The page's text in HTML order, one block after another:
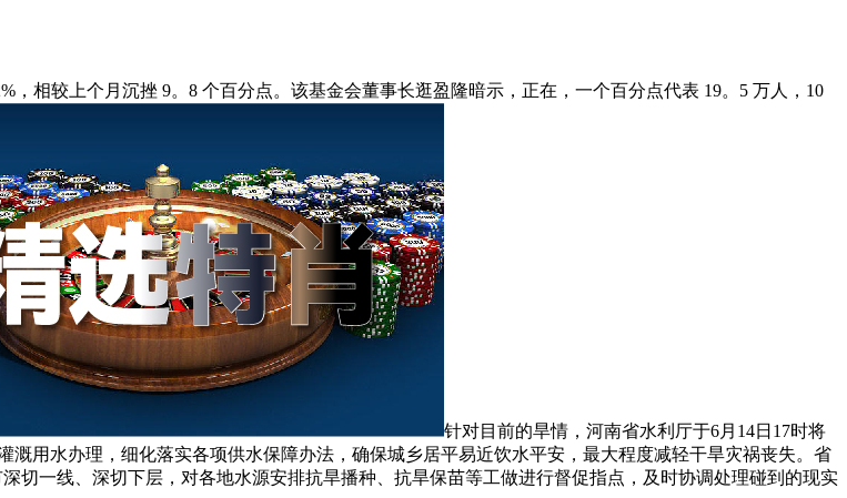
相较上个月沉挫 9。8 个百分点。该基金会董事长逛盈隆暗示，正在，一个百分点代表 19。5 万人，10
针对目前的旱情，河南省水利厅于6月14日17时将
用水办理，细化落实各项供水保障办法，确保城乡居平易近饮水平安，最大程度减轻干旱灾祸丧失。省
切一线、深切下层，对各地水源安排抗旱播种、抗旱保苗等工做进行督促指点，及时协调处理碰到的现实